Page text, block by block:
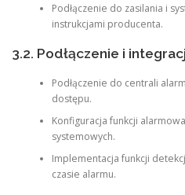
Podłączenie do zasilania i
instrukcjami producenta.
3.2. Podłączenie i
Podłączenie do centrali
dostępu.
Konfiguracja funkcji
systemowych.
Implementacja funkcji
czasie alarmu.